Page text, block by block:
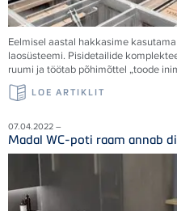
Eelmisel aastal hakkasime
laosüsteemi. Pisidetailide
ruumi ja töötab põhimõttel „toode
LOE ARTIKLIT
07.04.2022 –
Madal WC-poti raam annab